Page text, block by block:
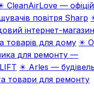
CleanAirLove —
повітря Sharp
інтернет-
товарів для дому ✴️
для ремонту —
✴️ Arles —
товари для ремонту